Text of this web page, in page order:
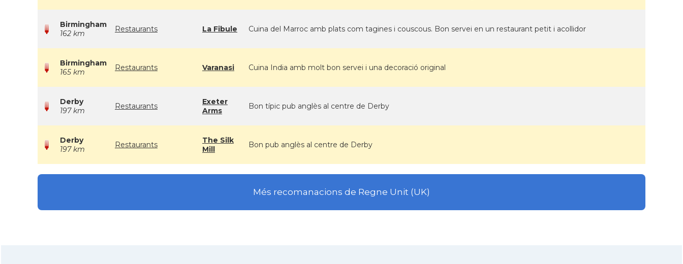
Birmingham
162 km
Restaurants La Fibule Cuina del Marroc amb plats com tagines i couscous. Bon servei en un restaurant petit i acollidor
Birmingham
165 km
Restaurants Varanasi Cuina India amb molt bon servei i una decoració original
Derby
197 km
Restaurants
Exeter
Arms
Bon típic pub anglès al centre de Derby
Derby
197 km
Restaurants
The Silk
Mill
Bon pub anglès al centre de Derby
Més recomanacions de Regne Unit (UK)